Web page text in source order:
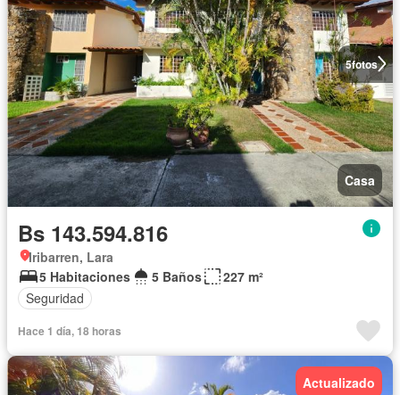
5fotos
Casa
Bs 143.594.816
Iribarren, Lara
5 Habitaciones
5 Baños
227 m²
Seguridad
Hace 1 día, 18 horas
Actualizado